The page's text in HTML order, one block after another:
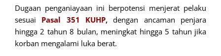
Dugaan penganiayaan ini berpotensi menjerat pelaku
sesuai Pasal 351 KUHP, dengan ancaman penjara
hingga 2 tahun 8 bulan, meningkat hingga 5 tahun jika
korban mengalami luka berat.